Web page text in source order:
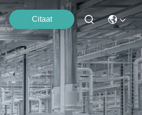
Citaat